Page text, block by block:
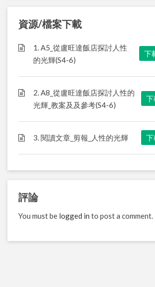
資源/檔案下載
1. A5_從盧旺達飯店探討人性
的光輝(S4-6)
下
2. A8_從盧旺達飯店探討人性的
光輝_教案及及參考(S4-6)
下
3. 閱讀文章_剪報_人性的光輝 下
評論
You must be logged in to post a comment.